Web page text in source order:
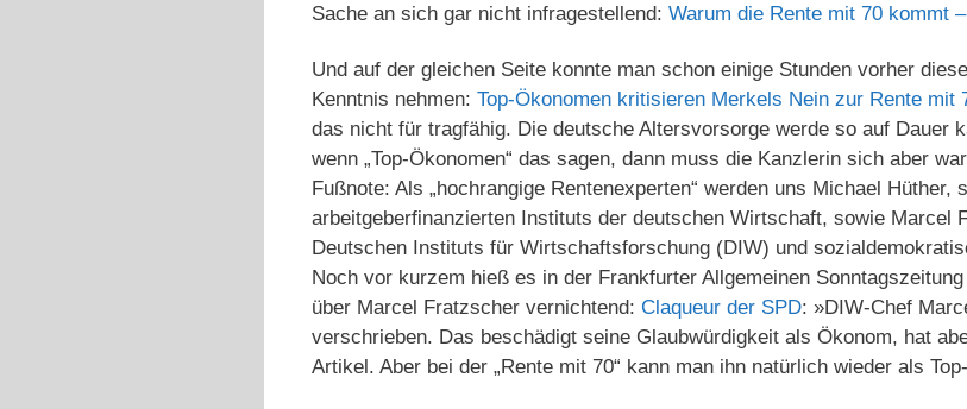
Sache an sich gar nicht infragestellend: Warum die Rente mit 70 kommt
Und auf der gleichen Seite konnte man schon einige Stunden vorher
Kenntnis nehmen: Top-Ökonomen kritisieren Merkels Nein zur Rente mit
das nicht für tragfähig. Die deutsche Altersvorsorge werde so auf Dauer
wenn „Top-Ökonomen“ das sagen, dann muss die Kanzlerin sich aber
Fußnote: Als „hochrangige Rentenexperten“ werden uns Michael Hüther,
arbeitgeberfinanzierten Instituts der deutschen Wirtschaft, sowie Marcel
Deutschen Instituts für Wirtschaftsforschung (DIW) und
Noch vor kurzem hieß es in der Frankfurter Allgemeinen
über Marcel Fratzscher vernichtend: Claqueur der SPD: »DIW-Chef
verschrieben. Das beschädigt seine Glaubwürdigkeit als Ökonom, hat
Artikel. Aber bei der „Rente mit 70“ kann man ihn natürlich wieder als